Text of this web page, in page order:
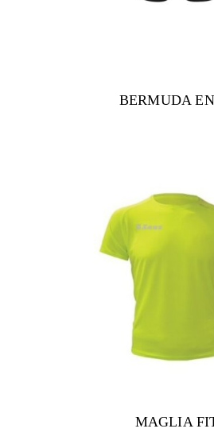
BERMUDA
MAGLIA